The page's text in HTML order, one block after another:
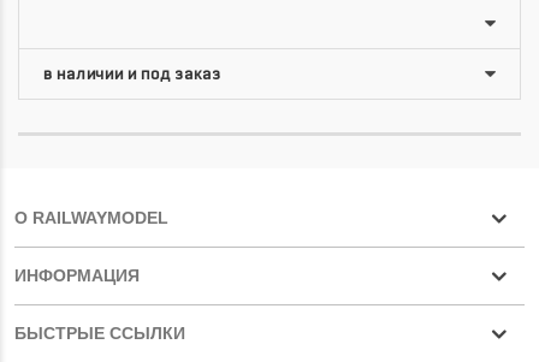
О RAILWAYMODEL
ИНФОРМАЦИЯ
БЫСТРЫЕ ССЫЛКИ